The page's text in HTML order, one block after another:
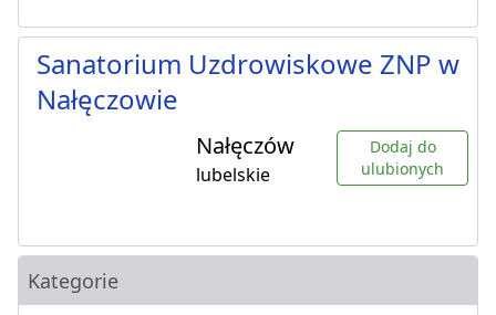
Sanatorium Uzdrowiskowe ZNP w
Nałęczowie
Nałęczów
lubelskie
Dodaj do
ulubionych
Kategorie